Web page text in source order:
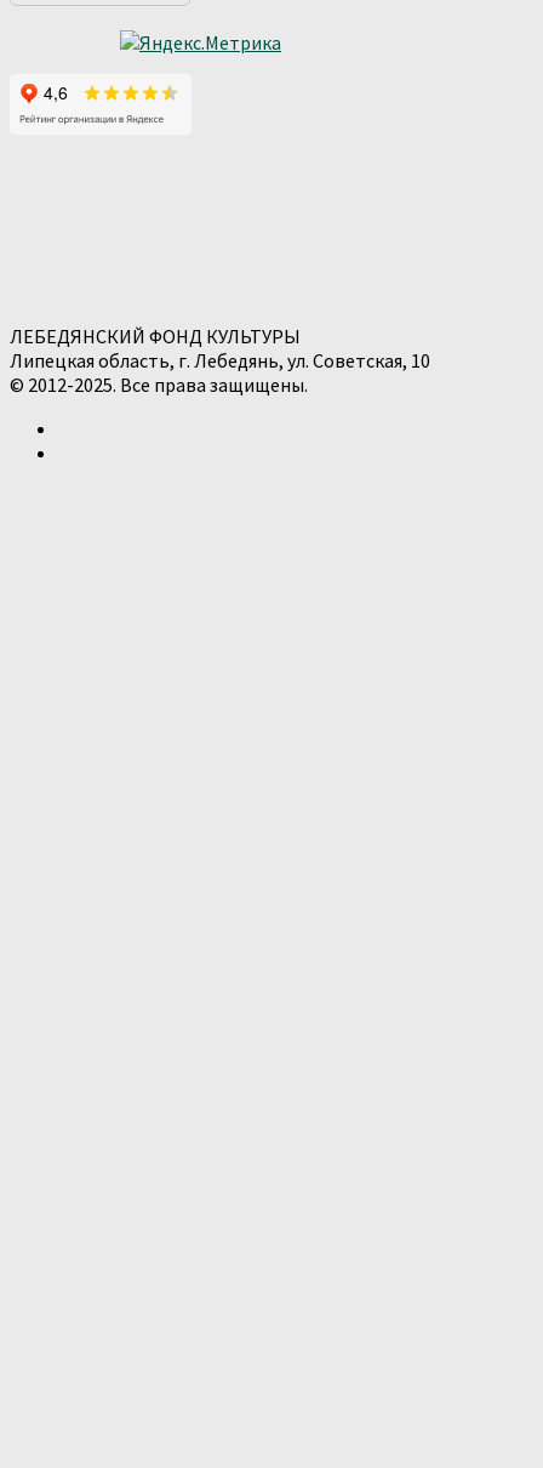
ЛЕБЕДЯНСКИЙ ФОНД КУЛЬТУРЫ
Липецкая область, г. Лебедянь, ул. Советская, 10
© 2012-2025. Все права защищены.